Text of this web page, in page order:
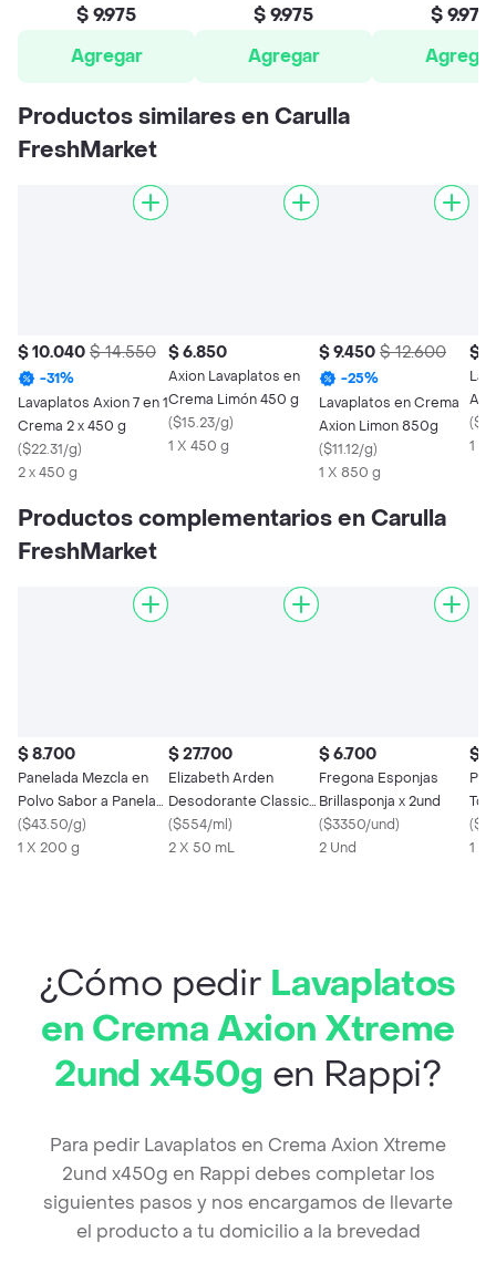
$ 9.975
Agregar
$ 9.975
Agregar
$ 9.975
Agregar
Productos similares en Carulla
FreshMarket
$ 10.040 $ 14.550
-31%
Lavaplatos Axion 7 en 1
Crema 2 x 450 g
($22.31/g)
2 x 450 g
$ 6.850
Axion Lavaplatos en
Crema Limón 450 g
($15.23/g)
1 X 450 g
$ 9.450 $ 12.600
-25%
Lavaplatos en Crema
Axion Limon 850g
($11.12/g)
1 X 850 g
$
(
1 X
Productos complementarios en Carulla
FreshMarket
$ 8.700
Panelada Mezcla en
Polvo Sabor a Panela
con Limón
($43.50/g)
1 X 200 g
$ 27.700
Elizabeth Arden
Desodorante Classic
Roll On
($554/ml)
2 X 50 mL
$ 6.700
Fregona Esponjas
Brillasponja x 2und
($3350/und)
2 Und
$
(
1
¿Cómo pedir Lavaplatos
en Crema Axion Xtreme
2und x450g en Rappi?
Para pedir Lavaplatos en Crema Axion Xtreme
2und x450g en Rappi debes completar los
siguientes pasos y nos encargamos de llevarte
el producto a tu domicilio a la brevedad